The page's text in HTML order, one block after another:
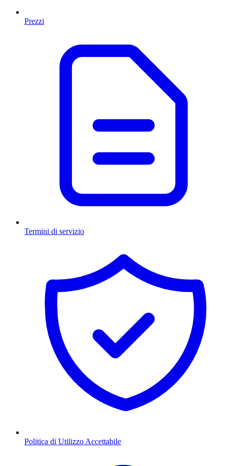
Prezzi
Termini di servizio
Politica di Utilizzo Accettabile